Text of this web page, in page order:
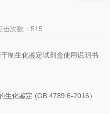
击次数：515
制生化鉴定试剂盒使用说明书
生化鉴定 (GB 4789.6-2016）